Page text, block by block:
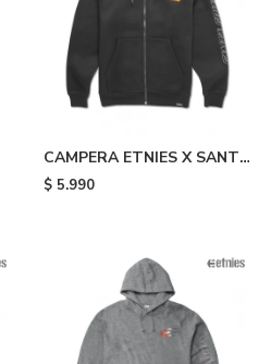
CAMPERA ETNIES X SANTA
CRUZ FLAME - Black
$ 5.990